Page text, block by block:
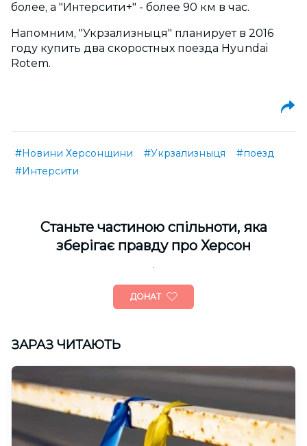
более, а "Интерсити+" - более 90 км в час.
Напомним, "Укрзализныця" планирует в 2016
году купить два скоростных поезда Hyundai
Rotem.
#Новини Херсонщини #Укрзализныця
#поезд
#Интерсити
Cтаньте частиною спільноти, яка
зберігає правду про Херсон
ДОНАТ
ЗАРАЗ ЧИТАЮТЬ